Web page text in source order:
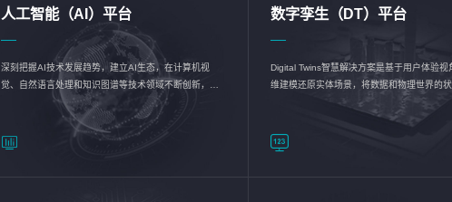
人工智能（AI）平台
深刻把握AI技术发展趋势，建立AI生态，在计算机视
觉、自然语言处理和知识图谱等技术领域不断创新，持
续优化企业数智化转型加速器—AlphaMind®AI能力开放
数字孪生（DT）平台
Digital Twins智慧解决方案是基于用户体验视
维建模还原实体场景，将数据和物理世界的状
现，使用户对关键数据有更直观的感受，推动
成智能化转型，实现新旧动能的转换